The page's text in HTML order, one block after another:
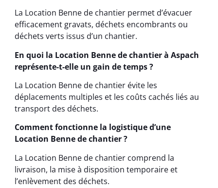
La Location Benne de chantier permet d’évacuer
efficacement gravats, déchets encombrants ou
déchets verts issus d’un chantier.
En quoi la Location Benne de chantier à Aspach
représente-t-elle un gain de temps ?
La Location Benne de chantier évite les
déplacements multiples et les coûts cachés liés au
transport des déchets.
Comment fonctionne la logistique d’une
Location Benne de chantier ?
La Location Benne de chantier comprend la
livraison, la mise à disposition temporaire et
l’enlèvement des déchets.